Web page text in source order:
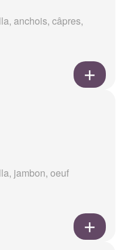
anchois, câpres,
jambon, oeuf